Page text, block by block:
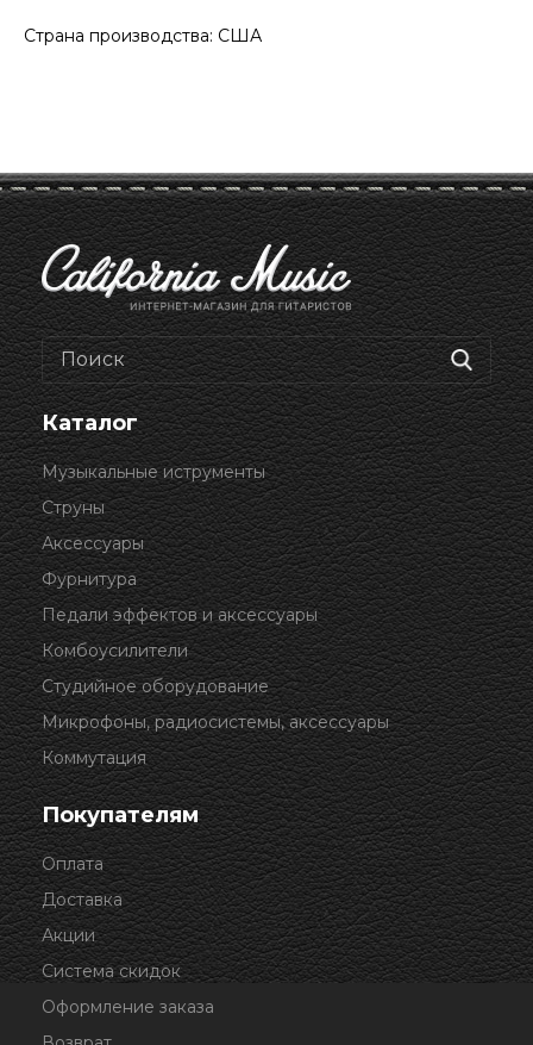
Страна производства: США
Каталог
Музыкальные иструменты
Струны
Аксессуары
Фурнитура
Педали эффектов и аксессуары
Комбоусилители
Студийное оборудование
Микрофоны, радиосистемы, аксессуары
Коммутация
Покупателям
Оплата
Доставка
Акции
Система скидок
Оформление заказа